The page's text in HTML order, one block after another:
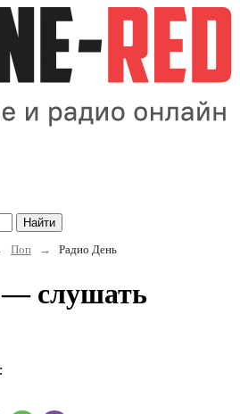
Найти
Поп → Радио День
— слушать